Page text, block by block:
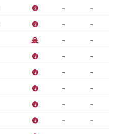
– –
– –
– –
– –
– –
– –
– –
– –